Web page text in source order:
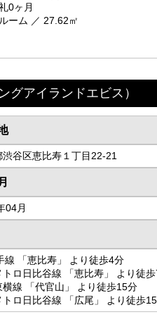
0ヶ月
ーム ／ 27.62㎡
ングアイランドエビス）
渋谷区恵比寿１丁目22-21
04月
線 「恵比寿」 より徒歩4分
トロ日比谷線 「恵比寿」 より徒
横線 「代官山」 より徒歩15分
トロ日比谷線 「広尾」 より徒歩